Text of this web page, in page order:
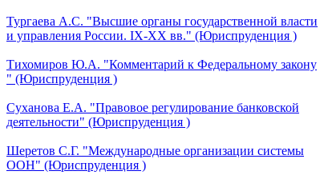
Тургаева А.С. "Высшие органы государственной власти
и управления России. IХ-ХХ вв." (Юриспруденция )
Тихомиров Ю.А. "Комментарий к Федеральному закону
" (Юриспруденция )
Суханова Е.А. "Правовое регулирование банковской
деятельности" (Юриспруденция )
Шеретов С.Г. "Международные организации системы
ООН" (Юриспруденция )